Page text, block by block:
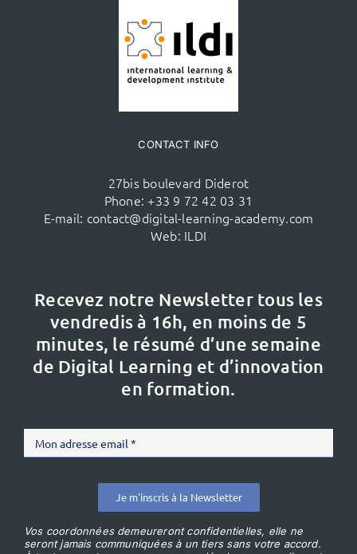
CONTACT INFO
27bis boulevard Diderot
Phone: +33 9 72 42 03 31
E-mail: contact@digital-learning-academy.com
Web: ILDI
Recevez notre Newsletter tous les
vendredis à 16h, en moins de 5
minutes, le résumé d’une semaine
de Digital Learning et d’innovation
en formation.
Je m'inscris à la Newsletter
Vos coordonnées demeureront confidentielles, elle ne
seront jamais communiquées à un tiers sans votre accord.